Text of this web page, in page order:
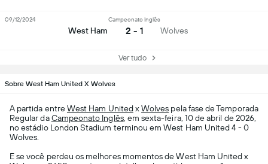
West Ham
Campeonato Inglês
2 - 1 Wolves
09/12/2024
Ver tudo
Sobre West Ham United X Wolves
A partida entreWest Ham UnitedxWolves pela fase de Temporada
Regular daCampeonato Inglês, em sexta-feira, 10 de abril de 2026,
no estádio London Stadium terminou em West Ham United 4 - 0
Wolves.
E se você perdeu os melhores momentos de West Ham United x